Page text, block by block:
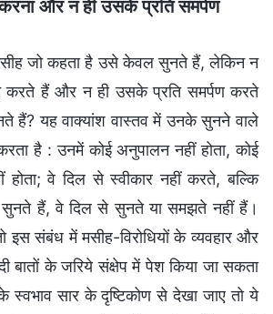
और न ही उसके प्रति समर्पण
मसीह जो कहता है उसे केवल सुनते हैं, लेकिन न
करते हैं और न ही उसके प्रति समर्पण करते
हैं? यह वाक्यांश वास्तव में उनके सुनने वाले
है : उनमें कोई अनुपालन नहीं होता, कोई
होता; वे दिल से स्वीकार नहीं करते, बल्कि
हैं, वे दिल से सुनते या समझते नहीं हैं।
इस संबंध में मसीह-विरोधियों के व्यवहार और
बातों के जरिये संक्षेप में पेश किया जा सकता
स्वभाव सार के दृष्टिकोण से देखा जाए तो ये